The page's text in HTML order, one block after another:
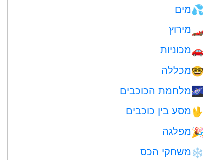
💦מים
🏎 מירוץ
🚗מכוניות
🤓מכללה
🌌מלחמת הכוכבים
🖖מסע בין כוכבים
🎉מפלגה
❄️משחקי הכס